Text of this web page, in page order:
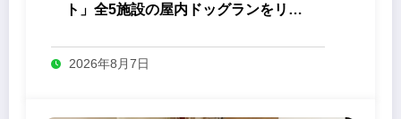
ト」全5施設の屋内ドッグランをリニ
2026年8月7日